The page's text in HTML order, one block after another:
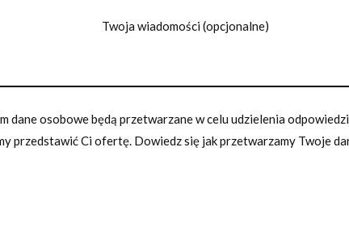
Twoja wiadomości (opcjonalne)
dane osobowe będą przetwarzane w celu udzielenia
przedstawić Ci ofertę. Dowiedz się jak przetwarzamy Twoje